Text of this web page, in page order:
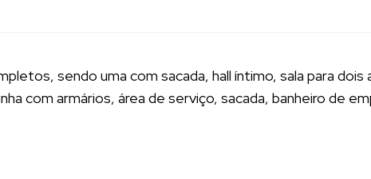
sendo uma com sacada, hall íntimo, sala para dois
com armários, área de serviço, sacada, banheiro de